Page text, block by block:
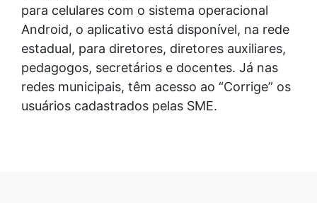
para celulares com o sistema operacional
Android, o aplicativo está disponível, na rede
estadual, para diretores, diretores auxiliares,
pedagogos, secretários e docentes. Já nas
redes municipais, têm acesso ao “Corrige” os
usuários cadastrados pelas SME.